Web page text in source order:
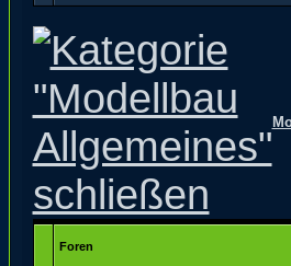
Foren